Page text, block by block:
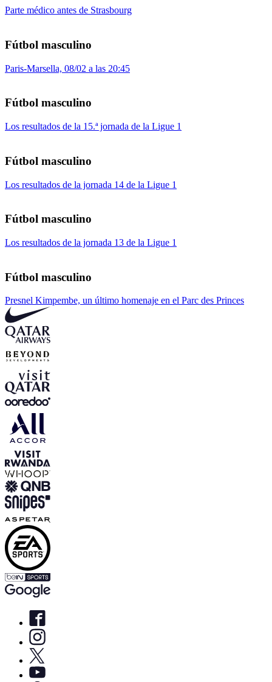
Parte médico antes de Strasbourg
Fútbol masculino
Paris-Marsella, 08/02 a las 20:45
Fútbol masculino
Los resultados de la 15.ª jornada de la Ligue 1
Fútbol masculino
Los resultados de la jornada 14 de la Ligue 1
Fútbol masculino
Los resultados de la jornada 13 de la Ligue 1
Fútbol masculino
Presnel Kimpembe, un último homenaje en el Parc des Princes